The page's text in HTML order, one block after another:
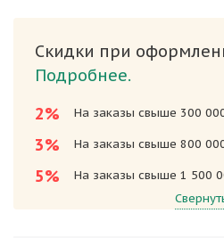
Скидки при
Подробнее.
2%
На заказы свыше 300
3% На заказы свыше 800
5%
На заказы свыше 1 500